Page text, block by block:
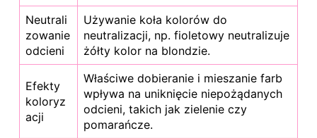
Neutrali
zowanie
odcieni
Używanie koła kolorów do
neutralizacji, np. fioletowy neutralizuje
żółty kolor na blondzie.
Efekty
koloryz
acji
Właściwe dobieranie i mieszanie farb
wpływa na uniknięcie niepożądanych
odcieni, takich jak zielenie czy
pomarańcze.